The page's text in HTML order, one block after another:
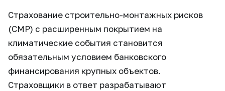
Страхование строительно-монтажных рисков
(СМР) с расширенным покрытием на
климатические события становится
обязательным условием банковского
финансирования крупных объектов.
Страховщики в ответ разрабатывают